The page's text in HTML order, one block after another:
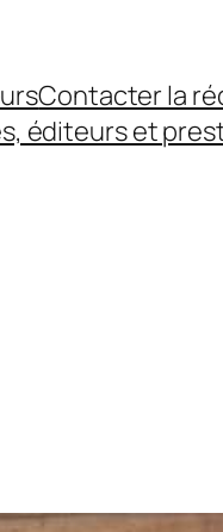
Contacter la
éditeurs et